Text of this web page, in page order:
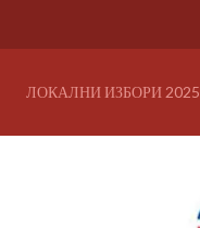
ЛОКАЛНИ ИЗБОРИ 2025